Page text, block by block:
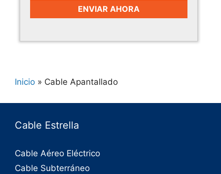
Inicio » Cable Apantallado
Cable Estrella
Cable Aéreo Eléctrico
Cable Subterráneo